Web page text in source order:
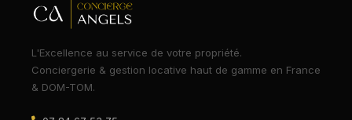
L'Excellence au service de votre propriété.
Conciergerie & gestion locative haut de gamme en France
& DOM-TOM.